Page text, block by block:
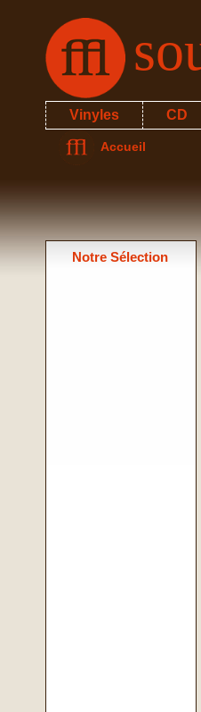
Vinyles CD
Accueil
Notre Sélection